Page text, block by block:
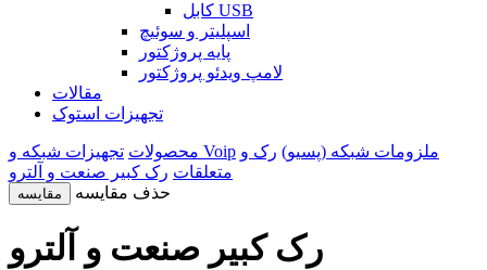
کابل USB
اسپلیتر و سوئیچ
پایه پروژکتور
لامپ ویدئو پروژکتور
مقالات
تجهیزات استوک
محصولات تجهیزات شبکه و Voip ملزومات شبکه (پسیو) رک و
متعلقات رک کبیر صنعت و آلترو
مقایسه حذف مقایسه
رک کبیر صنعت و آلترو